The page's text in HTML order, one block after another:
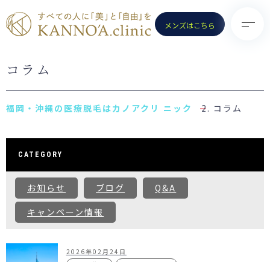
メンズはこちら
TOP
初めての方へ
よくある質問
お問い合わせ
- 医療脱毛（女性）
- ノーリス(IPL)
- 水光注射
（Dr.施術）
コラム
コラム
CATEGORY
お知らせ ブログ
Q&A
キャンペーン情報
2026年02月24日